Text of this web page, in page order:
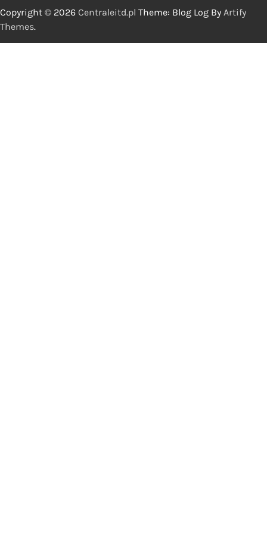
Copyright © 2026 Centraleitd.pl Theme: Blog Log By Artify
Themes.